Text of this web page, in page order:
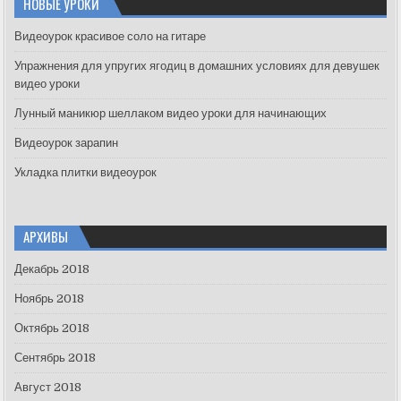
h
f
r
:
Видеоурок красивое соло на гитаре
Упражнения для упругих ягодиц в домашних условиях для девушек
видео уроки
Лунный маникюр шеллаком видео уроки для начинающих
Видеоурок зарапин
Укладка плитки видеоурок
АРХИВЫ
Декабрь 2018
Ноябрь 2018
Октябрь 2018
Сентябрь 2018
Август 2018